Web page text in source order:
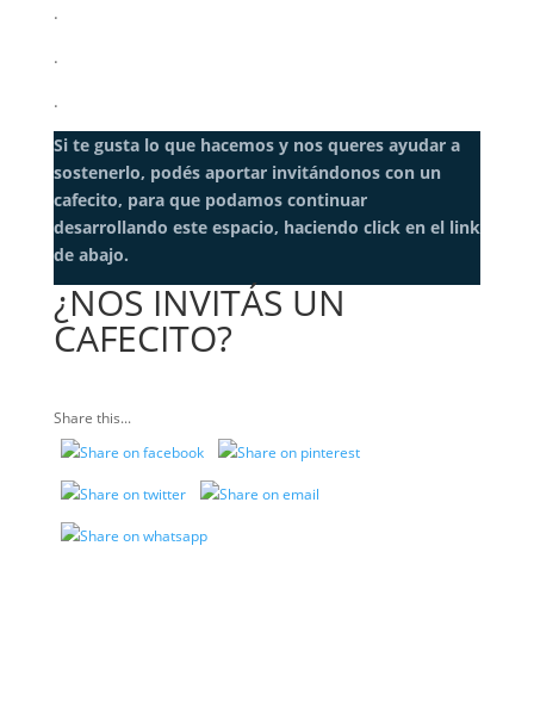
.
.
.
Si te gusta lo que hacemos y nos queres ayudar a
sostenerlo, podés aportar invitándonos con un
cafecito, para que podamos continuar
desarrollando este espacio, haciendo click en el link
de abajo.
¿NOS INVITÁS UN
CAFECITO?
Share this...